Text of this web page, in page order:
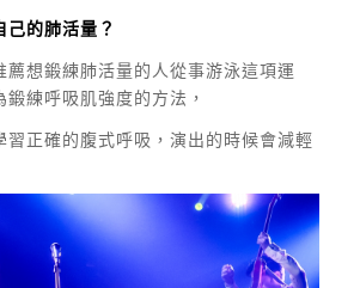
的肺活量？
薦想鍛練肺活量的人從事游泳這項運
練呼吸肌強度的方法，
習正確的腹式呼吸，演出的時候會減輕